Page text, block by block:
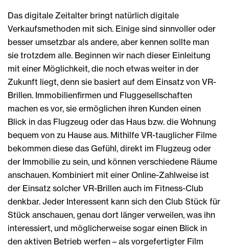
Das digitale Zeitalter bringt natürlich digitale
Verkaufsmethoden mit sich. Einige sind sinnvoller oder
besser umsetzbar als andere, aber kennen sollte man
sie trotzdem alle. Beginnen wir nach dieser Einleitung
mit einer Möglichkeit, die noch etwas weiter in der
Zukunft liegt, denn sie basiert auf dem Einsatz von VR-
Brillen. Immobilienfirmen und Fluggesellschaften
machen es vor, sie ermöglichen ihren Kunden einen
Blick in das Flugzeug oder das Haus bzw. die Wohnung
bequem von zu Hause aus. Mithilfe VR-tauglicher Filme
bekommen diese das Gefühl, direkt im Flugzeug oder
der Immobilie zu sein, und können verschiedene Räume
anschauen. Kombiniert mit einer Online-Zahlweise ist
der Einsatz solcher VR-Brillen auch im Fitness-Club
denkbar. Jeder Interessent kann sich den Club Stück für
Stück anschauen, genau dort länger verweilen, was ihn
interessiert, und möglicherweise sogar einen Blick in
den aktiven Betrieb werfen – als vorgefertigter Film